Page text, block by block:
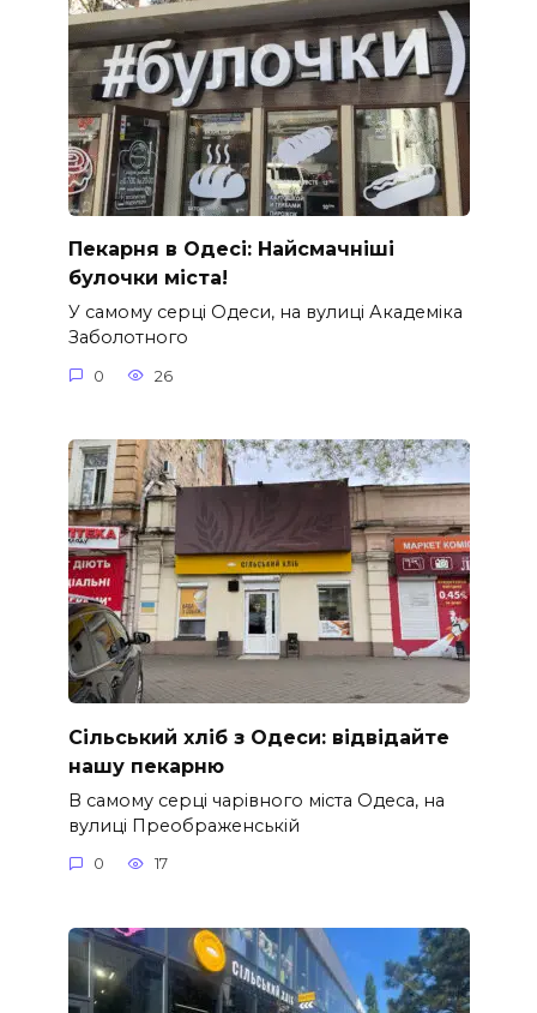
Пекарня в Одесі: Найсмачніші
булочки міста!
У самому серці Одеси, на вулиці Академіка
Заболотного
0 26
Сільський хліб з Одеси: відвідайте
нашу пекарню
В самому серці чарівного міста Одеса, на
вулиці Преображенській
0 17